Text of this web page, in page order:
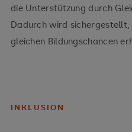
die Unterstützung durch
Dadurch wird
gleichen Bildungschancen
INKLUSION